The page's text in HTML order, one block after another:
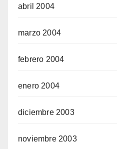
abril 2004
marzo 2004
febrero 2004
enero 2004
diciembre 2003
noviembre 2003